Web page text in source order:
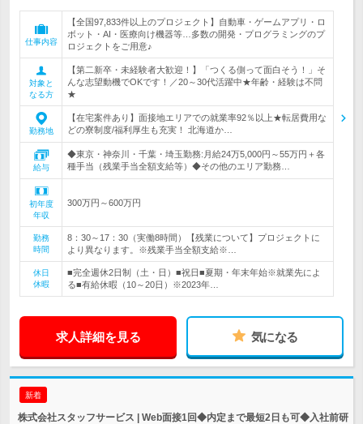
仕事内容
【全国97,833件以上のプロジェクト】自動車・ゲームアプリ・ロ
ボット・AI・医療向け機器等…多数の開発・プログラミングのプ
ロジェクトをご用意♪
対象と
なる方
【第二新卒・未経験者大歓迎！】「つくる側って面白そう！」そ
んな志望動機でOKです！／20～30代活躍中★年齢・経験は不問
★
勤務地
【在宅案件あり】面接地エリアでの就業率92％以上★転居費用な
どの寮制度/福利厚生も充実！ 北海道か…
給与
◆東京・神奈川・千葉・埼玉勤務:月給24万5,000円～55万円＋各
種手当（残業手当全額支給等）◆その他のエリア勤務…
初年度
年収
300万円～600万円
勤務
時間
8：30～17：30（実働8時間）【残業について】プロジェクトに
より異なります。※残業手当全額支給※…
休日
休暇
■完全週休2日制（土・日）■祝日■夏期・年末年始※就業先によ
る■有給休暇（10～20日）※2023年…
求人詳細を見る 気になる
新着
株式会社スタッフサービス | Web面接1回◆内定まで最短2日も可◆入社前研